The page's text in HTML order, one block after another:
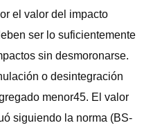
el valor del impacto
ser lo suficientemente
sin desmoronarse.
o desintegración
menor45. El valor
siguiendo la norma (BS-